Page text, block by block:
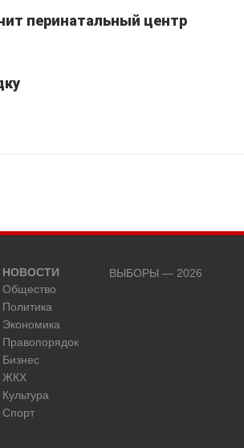
перинатальный центр
НОВОСТИ
Общество
Политика
Экономика
Правопорядок
Бизнес
ЖКХ
Культура
Спорт
ВЫБОРЫ — 2026